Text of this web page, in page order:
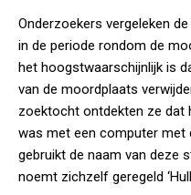
Onderzoekers vergeleken
in de periode rondom de
het hoogstwaarschijnlijk is
van de moordplaats
zoektocht ontdekten ze dat
was met een computer met
gebruikt de naam van deze
noemt zichzelf geregeld